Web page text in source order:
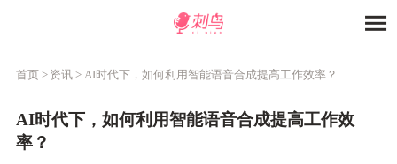
首页 > 资讯 > AI时代下，如何利用智能语音合成提高工作效率？
AI时代下，如何利用智能语音合成提高工作效
率？